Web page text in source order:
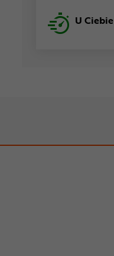
U Ciebie